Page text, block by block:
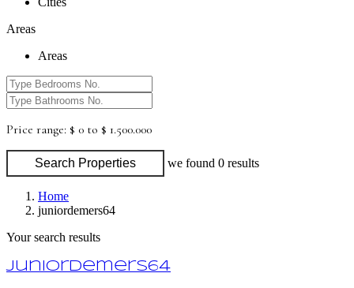
Areas
Areas
Price range: $ 0 to $ 1.500.000
Search Properties we found 0 results
Home
juniordemers64
Your search results
juniordemers64